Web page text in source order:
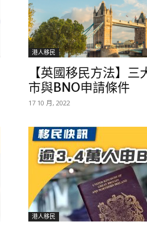
港人移民
【英國移民方法】
市與BNO申請條件
17 10 月, 2022
港人移民